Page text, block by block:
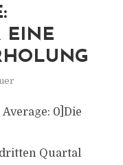
EINE
0]Die
Quartal